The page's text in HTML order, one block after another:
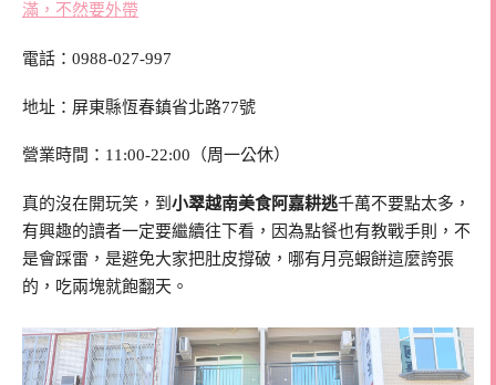
滿，不然要外帶
電話： 0988-027-997
地址：屏東縣恆春鎮省北路77號
營業時間：11:00-22:00（周一公休）
真的沒在開玩笑，到 小翠越南美食阿嘉耕逃千萬不要點太多，
有興趣的讀者一定要繼續往下看，因為點餐也有教戰手則，不
是會踩雷，是避免大家把肚皮撐破，哪有月亮蝦餅這麼誇張
的，吃兩塊就飽翻天。